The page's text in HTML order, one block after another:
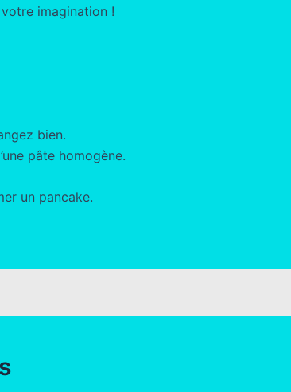
imagination !
bien.
pâte homogène.
un pancake.